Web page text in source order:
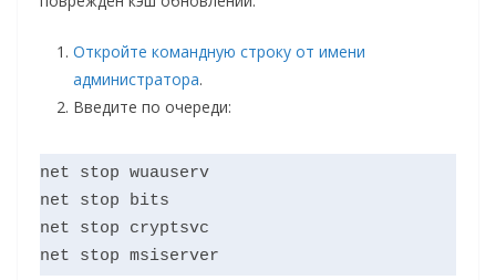
Откройте командную строку от имени
администратора.
Введите по очереди:
net stop wuauserv
net stop bits
net stop cryptsvc